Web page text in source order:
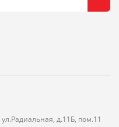
д.11Б, пом.11